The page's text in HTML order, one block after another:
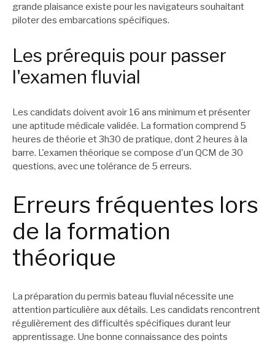
grande plaisance existe pour les navigateurs souhaitant
piloter des embarcations spécifiques.
Les prérequis pour passer
l'examen fluvial
Les candidats doivent avoir 16 ans minimum et présenter
une aptitude médicale validée. La formation comprend 5
heures de théorie et 3h30 de pratique, dont 2 heures à la
barre. L'examen théorique se compose d'un QCM de 30
questions, avec une tolérance de 5 erreurs.
Erreurs fréquentes lors
de la formation
théorique
La préparation du permis bateau fluvial nécessite une
attention particulière aux détails. Les candidats rencontrent
régulièrement des difficultés spécifiques durant leur
apprentissage. Une bonne connaissance des points